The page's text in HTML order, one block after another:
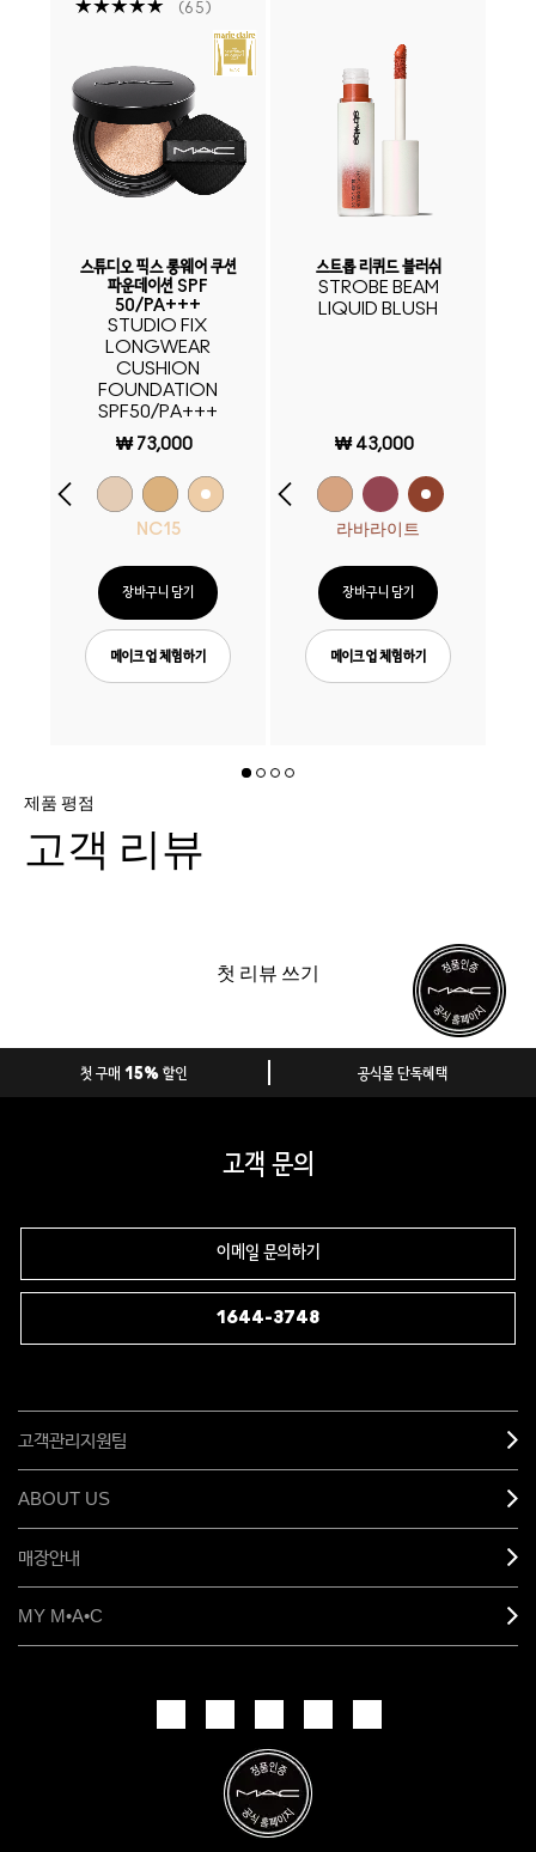
65
스튜디오 픽스 롱웨어 쿠션
파운데이션 SPF
50/PA+++
STUDIO FIX
LONGWEAR
CUSHION
FOUNDATION
SPF50/PA+++
₩ 73,000
NC15
장바구니 담기
메이크업 체험하기
스트롭 리퀴드 블러쉬
STROBE BEAM
LIQUID BLUSH
₩ 43,000
라바라이트
장바구니 담기
메이크업 체험하기
제품 평점
고객 리뷰
첫 리뷰 쓰기
첫 구매 15% 할인 공식몰 단독혜택
고객 문의
이메일 문의하기
1644-3748
고객관리지원팀
ABOUT US
매장안내
MY M•A•C